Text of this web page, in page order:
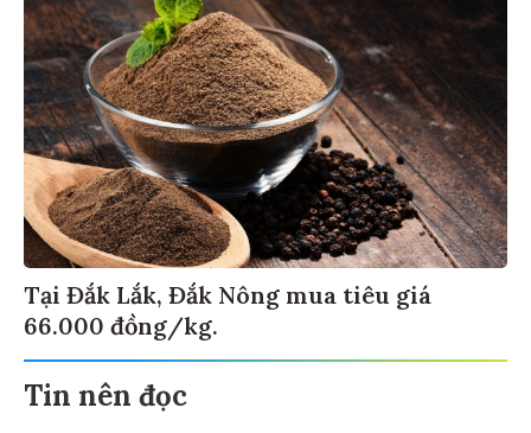
Tại Đắk Lắk, Đắk Nông mua tiêu giá
66.000 đồng/kg.
Tin nên đọc